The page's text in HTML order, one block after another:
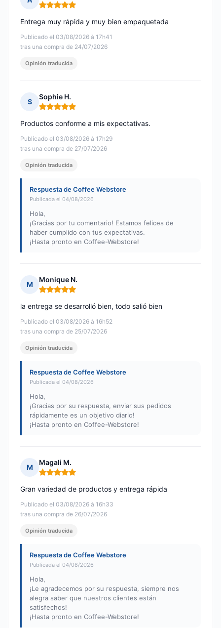
Nota: 5 de 5
Publicado el 03/08/2026 à 17h41
tras una compra de 24/07/2026
Entrega muy rápida y muy bien empaquetada
Opinión traducida
S
Sophie H.
Nota: 5 de 5
Publicado el 03/08/2026 à 17h29
tras una compra de 27/07/2026
Productos conforme a mis expectativas.
Opinión traducida
Respuesta de Coffee Webstore
Publicada el 04/08/2026
Hola,
¡Gracias por tu comentario! Estamos felices de
haber cumplido con tus expectativas.
¡Hasta pronto en Coffee-Webstore!
M
Monique N.
Nota: 5 de 5
Publicado el 03/08/2026 à 16h52
tras una compra de 25/07/2026
la entrega se desarrolló bien, todo salió bien
Opinión traducida
Respuesta de Coffee Webstore
Publicada el 04/08/2026
Hola,
¡Gracias por su respuesta, enviar sus pedidos
rápidamente es un objetivo diario!
¡Hasta pronto en Coffee-Webstore!
M
Magali M.
Nota: 5 de 5
Publicado el 03/08/2026 à 16h33
tras una compra de 26/07/2026
Gran variedad de productos y entrega rápida
Opinión traducida
Respuesta de Coffee Webstore
Publicada el 04/08/2026
Hola,
¡Le agradecemos por su respuesta, siempre nos
alegra saber que nuestros clientes están
satisfechos!
¡Hasta pronto en Coffee-Webstore!